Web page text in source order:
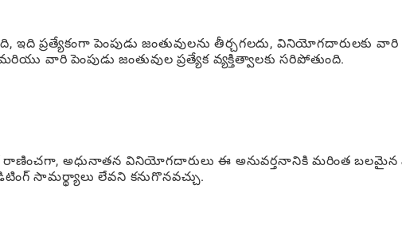
ఇది ప్రత్యేకంగా పెంపుడు జంతువులను తీర్చగలదు, వినియోగదారులకు వారి
వారి పెంపుడు జంతువుల ప్రత్యేక వ్యక్తిత్వాలకు సరిపోతుంది.
రాణించగా, అధునాతన వినియోగదారులు ఈ అనువర్తనానికి మరింత
సామర్థ్యాలు లేవని కనుగొనవచ్చు.